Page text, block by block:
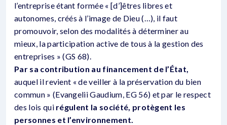
l’entreprise étant formée « [d’]êtres libres et
autonomes, créés à l’image de Dieu (…), il faut
promouvoir, selon des modalités à déterminer au
mieux, la participation active de tous à la gestion des
entreprises » (GS 68).
Par sa contribution au financement de l’État,
auquel il revient « de veiller à la préservation du bien
commun » (Evangelii Gaudium, EG 56) et par le respect
des lois qui régulent la société, protègent les
personnes et l’environnement.